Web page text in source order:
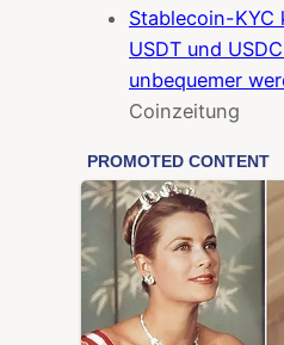
Stablecoin-KYC
USDT und
unbequemer
Coinzeitung